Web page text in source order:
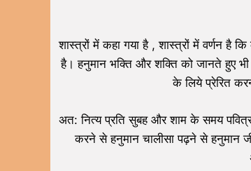
शास्त्रों में कहा गया है , शास्त्रों में वर्णन है
है। हनुमान भक्ति और शक्ति को जानते हुए
के लिये प्रेरित
अत: नित्य प्रति सुबह और शाम के समय पवित्र
करने से हनुमान चालीसा पढ़ने से हनुमान